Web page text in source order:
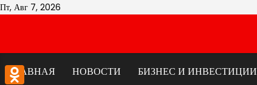
Перейти
Пт, Авг 7, 2026
ГЛАВНАЯ
НОВОСТИ БИЗНЕС И ИНВЕСТИЦИИ